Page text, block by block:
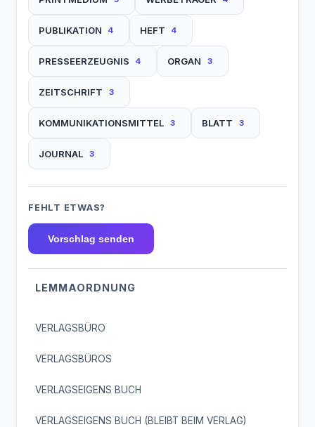
PUBLIKATION 4 HEFT 4
PRESSEERZEUGNIS 4 ORGAN 3
ZEITSCHRIFT 3
KOMMUNIKATIONSMITTEL 3 BLATT 3
JOURNAL 3
FEHLT ETWAS?
Vorschlag senden
LEMMAORDNUNG
VERLAGSBÜRO
VERLAGSBÜROS
VERLAGSEIGENS BUCH
VERLAGSEIGENS BUCH (BLEIBT BEIM VERLAG)